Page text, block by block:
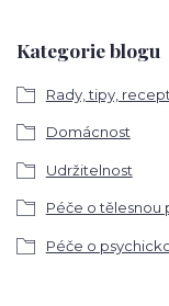
Kategorie blogu
Rady, tipy,
Domácnost
Udržitelnost
Péče o tělesnou
Péče o